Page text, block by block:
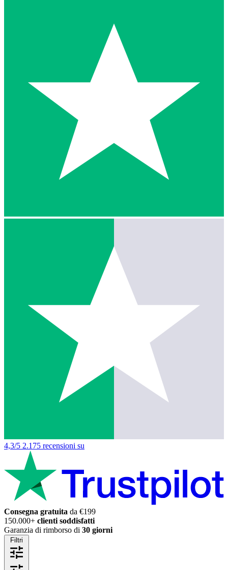
4,3/5 2.175 recensioni su
Consegna gratuita da €199
150.000+ clienti soddisfatti
Garanzia di rimborso di 30 giorni
Filtri